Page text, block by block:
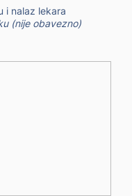
i nalaz lekara
(nije obavezno)